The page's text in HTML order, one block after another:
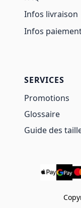
Infos livraison
Infos
SERVICES
Promotions
Glossaire
Guide des